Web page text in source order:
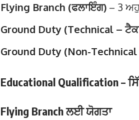
Flying Branch (ਫਲਾਇੰਗ) – 3
Ground Duty (Technical –
Ground Duty (Non-
Educational Qualification –
Flying Branch ਲਈ ਯੋਗਤਾ